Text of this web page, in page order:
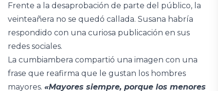
Frente a la desaprobación de parte del público, la
veinteañera no se quedó callada. Susana habría
respondido con una curiosa publicación en sus
redes sociales.
La cumbiambera compartió una imagen con una
frase que reafirma que le gustan los hombres
mayores. «Mayores siempre, porque los menores